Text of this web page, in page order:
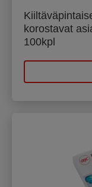
korostavat
100kpl